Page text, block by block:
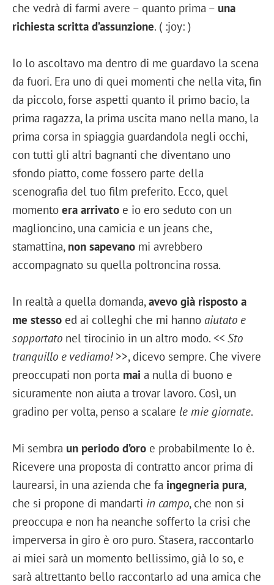
che vedrà di farmi avere – quanto prima – una
richiesta scritta d’assunzione. ( :joy: )
Io lo ascoltavo ma dentro di me guardavo la scena
da fuori. Era uno di quei momenti che nella vita, fin
da piccolo, forse aspetti quanto il primo bacio, la
prima ragazza, la prima uscita mano nella mano, la
prima corsa in spiaggia guardandola negli occhi,
con tutti gli altri bagnanti che diventano uno
sfondo piatto, come fossero parte della
scenografia del tuo film preferito. Ecco, quel
momento era arrivato e io ero seduto con un
maglioncino, una camicia e un jeans che,
stamattina, non sapevano mi avrebbero
accompagnato su quella poltroncina rossa.
In realtà a quella domanda,avevo già risposto a
me stesso ed ai colleghi che mi hanno aiutato e
sopportato nel tirocinio in un altro modo. << Sto
tranquillo e vediamo!>>, dicevo sempre. Che vivere
preoccupati non porta mai a nulla di buono e
sicuramente non aiuta a trovar lavoro. Così, un
gradino per volta, penso a scalare le mie giornate.
Mi sembra un periodo d’oro e probabilmente lo è.
Ricevere una proposta di contratto ancor prima di
laurearsi, in una azienda che fa ingegneria pura,
che si propone di mandarti in campo, che non si
preoccupa e non ha neanche sofferto la crisi che
imperversa in giro è oro puro. Stasera, raccontarlo
ai miei sarà un momento bellissimo, già lo so, e
sarà altrettanto bello raccontarlo ad una amica che